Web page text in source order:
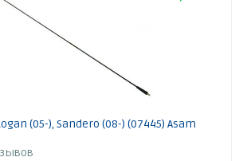
(05-), Sandero (08-) (07445) Asam